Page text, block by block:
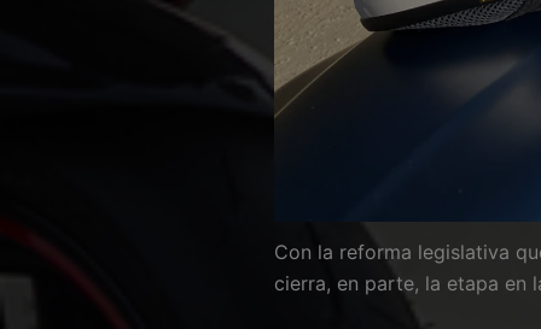
Con la reforma legislativa
cierra, en parte, la etapa en